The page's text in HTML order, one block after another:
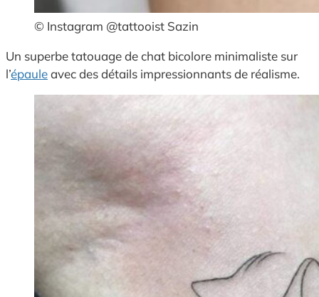
© Instagram @tattooist Sazin
Un superbe tatouage de chat bicolore minimaliste sur
l’épauleavec des détails impressionnants de réalisme.